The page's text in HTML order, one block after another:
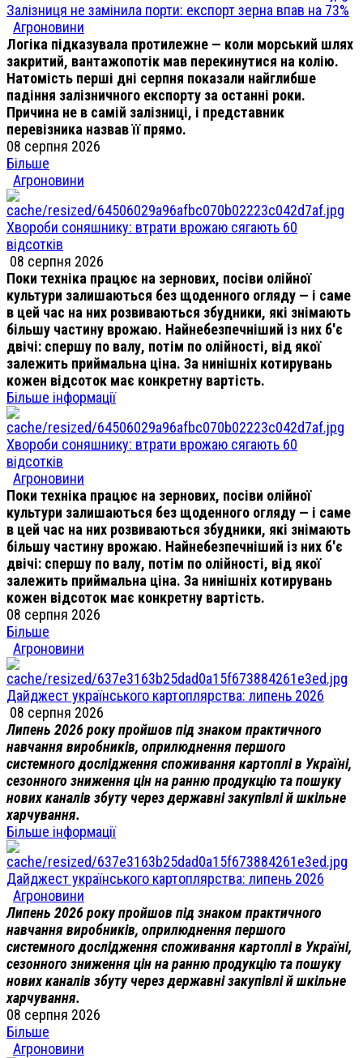
Залізниця не замінила порти: експорт зерна впав на 73%
Агроновини
Логіка підказувала протилежне — коли морський шлях
закритий, вантажопотік мав перекинутися на колію.
Натомість перші дні серпня показали найглибше
падіння залізничного експорту за останні роки.
Причина не в самій залізниці, і представник
перевізника назвав її прямо.
08 серпня 2026
Більше
Агроновини
Хвороби соняшнику: втрати врожаю сягають 60
відсотків
08 серпня 2026
Поки техніка працює на зернових, посіви олійної
культури залишаються без щоденного огляду — і саме
в цей час на них розвиваються збудники, які знімають
більшу частину врожаю. Найнебезпечніший із них б'є
двічі: спершу по валу, потім по олійності, від якої
залежить приймальна ціна. За нинішніх котирувань
кожен відсоток має конкретну вартість.
Більше інформації
Хвороби соняшнику: втрати врожаю сягають 60
відсотків
Агроновини
Поки техніка працює на зернових, посіви олійної
культури залишаються без щоденного огляду — і саме
в цей час на них розвиваються збудники, які знімають
більшу частину врожаю. Найнебезпечніший із них б'є
двічі: спершу по валу, потім по олійності, від якої
залежить приймальна ціна. За нинішніх котирувань
кожен відсоток має конкретну вартість.
08 серпня 2026
Більше
Агроновини
Дайджест українського картоплярства: липень 2026
08 серпня 2026
Липень 2026 року пройшов під знаком практичного
навчання виробників, оприлюднення першого
системного дослідження споживання картоплі в Україні,
сезонного зниження цін на ранню продукцію та пошуку
нових каналів збуту через державні закупівлі й шкільне
харчування.
Більше інформації
Дайджест українського картоплярства: липень 2026
Агроновини
Липень 2026 року пройшов під знаком практичного
навчання виробників, оприлюднення першого
системного дослідження споживання картоплі в Україні,
сезонного зниження цін на ранню продукцію та пошуку
нових каналів збуту через державні закупівлі й шкільне
харчування.
08 серпня 2026
Більше
Агроновини